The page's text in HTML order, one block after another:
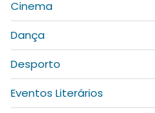
Cinema
Dança
Desporto
Eventos Literários